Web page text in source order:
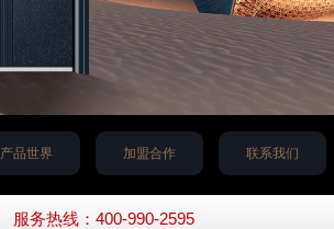
产品世界 加盟合作 联系我们
服务热线：400-990-2595